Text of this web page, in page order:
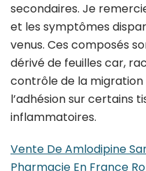
secondaires. Je
et les symptômes
venus. Ces composés
dérivé de feuilles car,
contrôle de la
l’adhésion sur certains
inflammatoires.
Vente De Amlodipine
Pharmacie En France